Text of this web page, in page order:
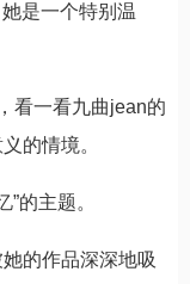
是一个特别温
看一看九曲jean的
的情境。
的主题。
的作品深深地吸